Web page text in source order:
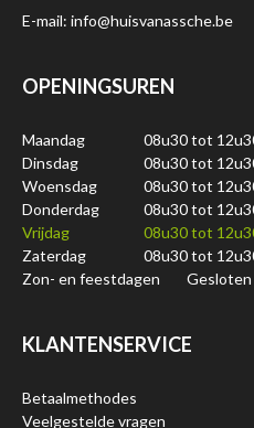
E-mail: info@huisvanassche.be
OPENINGSUREN
Maandag 08u30 tot
Dinsdag
08u30 tot
Woensdag
08u30 tot
Donderdag
08u30 tot
Vrijdag
08u30 tot
Zaterdag
08u30 tot
Zon- en feestdagen
Gesloten
KLANTENSERVICE
Betaalmethodes
Veelgestelde vragen